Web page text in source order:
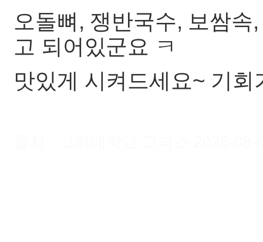
오돌뼈, 쟁반국수, 보쌈
고 되어있군요 ㅋ
맛있게 시켜드세요~ 기